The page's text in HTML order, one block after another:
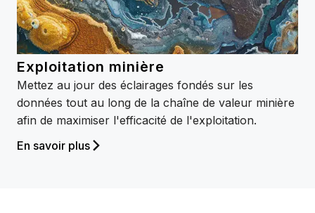
Exploitation minière
Mettez au jour des éclairages fondés sur les
données tout au long de la chaîne de valeur minière
afin de maximiser l'efficacité de l'exploitation.
En savoir plus